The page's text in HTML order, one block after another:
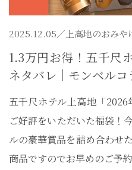
2025.12.05／ 上高地のおみや
1.3万円お得！五千尺
ネタバレ｜モンベル
五千尺ホテル上高地「
ご好評をいただいた福袋！
ルの豪華賞品を詰め合わせ
商品ですのでお早めのご予